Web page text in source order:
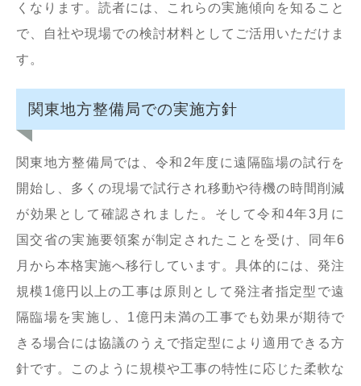
くなります。読者には、これらの実施傾向を知ること
で、自社や現場での検討材料としてご活用いただけま
す。
関東地方整備局での実施方針
関東地方整備局では、令和2年度に遠隔臨場の試行を
開始し、多くの現場で試行され移動や待機の時間削減
が効果として確認されました。そして令和4年3月に
国交省の実施要領案が制定されたことを受け、同年6
月から本格実施へ移行しています。具体的には、発注
規模1億円以上の工事は原則として発注者指定型で遠
隔臨場を実施し、1億円未満の工事でも効果が期待で
きる場合には協議のうえで指定型により適用できる方
針です。このように規模や工事の特性に応じた柔軟な